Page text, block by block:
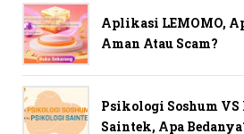
Aplikasi LEMOMO,
Aman Atau Scam?
Psikologi Soshum
Saintek, Apa